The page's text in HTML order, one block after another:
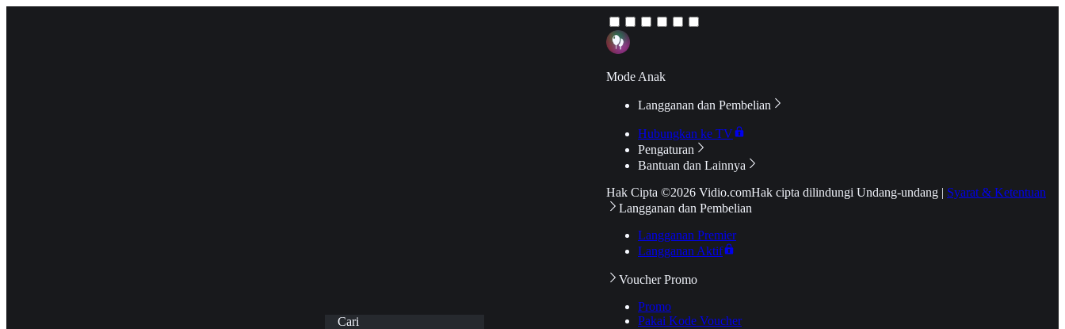
Cari
Mode Anak
Langganan dan Pembelian
Hubungkan ke TV
Pengaturan
Bantuan dan Lainnya
Hak Cipta ©2026 Vidio.comHak cipta dilindungi Undang-undang | Syarat & Ketentuan
Langganan dan Pembelian
Langganan Premier
Langganan Aktif
Voucher Promo
Promo
Pakai Kode Voucher